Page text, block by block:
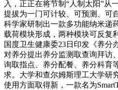
入，正正在将节制“人制太阳”从
提拔为一门可计较、可预测、可
科学家研制出一款多功能纳米递
载荷模块形成，两种模块可反复
国度卫生健康委23日印发《养分
对养分提出养分监测取查询拜访
询取指点、养分配餐、养分科育
求。大学和查尔姆斯理工大学研
使用方面取得新，一款名为